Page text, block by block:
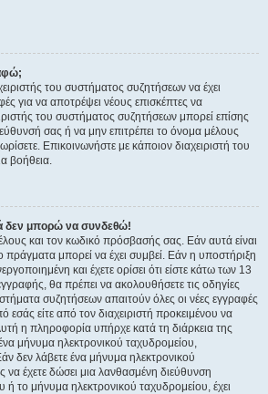
του συστήματος συζητήσεων να έχει
για να αποτρέψει νέους επισκέπτες να
του συστήματος συζητήσεων μπορεί επίσης
σας ή να μην επιτρέπει το όνομα μέλους
Επικοινωνήστε με κάποιον διαχειριστή του
βοήθεια.
δεν μπορώ να συνδεθώ!
και τον κωδικό πρόσβασής σας. Εάν αυτά είναι
μπορεί να έχει συμβεί. Εάν η υποστήριξη
και έχετε ορίσει ότι είστε κάτω των 13
θα πρέπει να ακολουθήσετε τις οδηγίες
συζητήσεων απαιτούν όλες οι νέες εγγραφές
εσάς είτε από τον διαχειριστή προκειμένου να
η πληροφορία υπήρχε κατά τη διάρκεια της
μήνυμα ηλεκτρονικού ταχυδρομείου,
δεν λάβετε ένα μήνυμα ηλεκτρονικού
να έχετε δώσει μια λανθασμένη διεύθυνση
ή το μήνυμα ηλεκτρονικού ταχυδρομείου, έχει